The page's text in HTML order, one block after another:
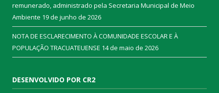
remunerado, administrado pela Secretaria Municipal de Meio
Ambiente 19 de junho de 2026
NOTA DE ESCLARECIMENTO À COMUNIDADE ESCOLAR E À
POPULAÇÃO TRACUATEUENSE 14 de maio de 2026
DESENVOLVIDO POR CR2